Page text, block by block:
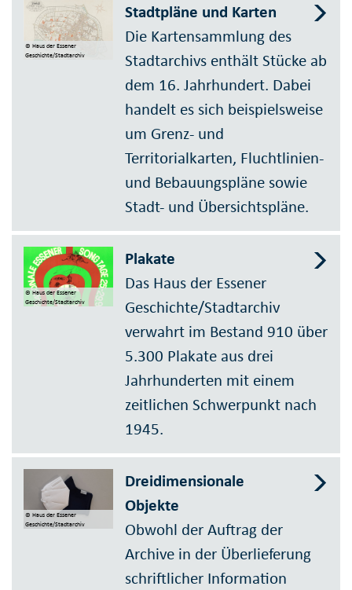
© Haus der Essener
Geschichte/Stadtarchiv
Stadtpläne und Karten
Die Kartensammlung des
Stadtarchivs enthält Stücke ab
dem 16. Jahrhundert. Dabei
handelt es sich beispielsweise
um Grenz- und
Territorialkarten, Fluchtlinien-
und Bebauungspläne sowie
Stadt- und Übersichtspläne.
© Haus der Essener
Geschichte/Stadtarchiv
Plakate
Das Haus der Essener
Geschichte/Stadtarchiv
verwahrt im Bestand 910 über
5.300 Plakate aus drei
Jahrhunderten mit einem
zeitlichen Schwerpunkt nach
1945.
© Haus der Essener
Geschichte/Stadtarchiv
Dreidimensionale
Objekte
Obwohl der Auftrag der
Archive in der Überlieferung
schriftlicher Information